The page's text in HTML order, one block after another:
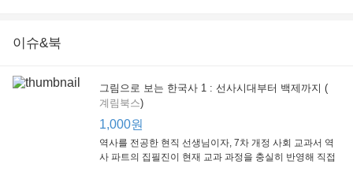
Little, Brown
1,000원
이슈&북
그림으로 보는 한국사 1 : 선사시대부터 백제까지 (
계림북스)
1,000원
역사를 전공한 현직 선생님이자, 7차 개정 사회 교과서 역
사 파트의 집필진이 현재 교과 과정을 충실히 반영해 직접